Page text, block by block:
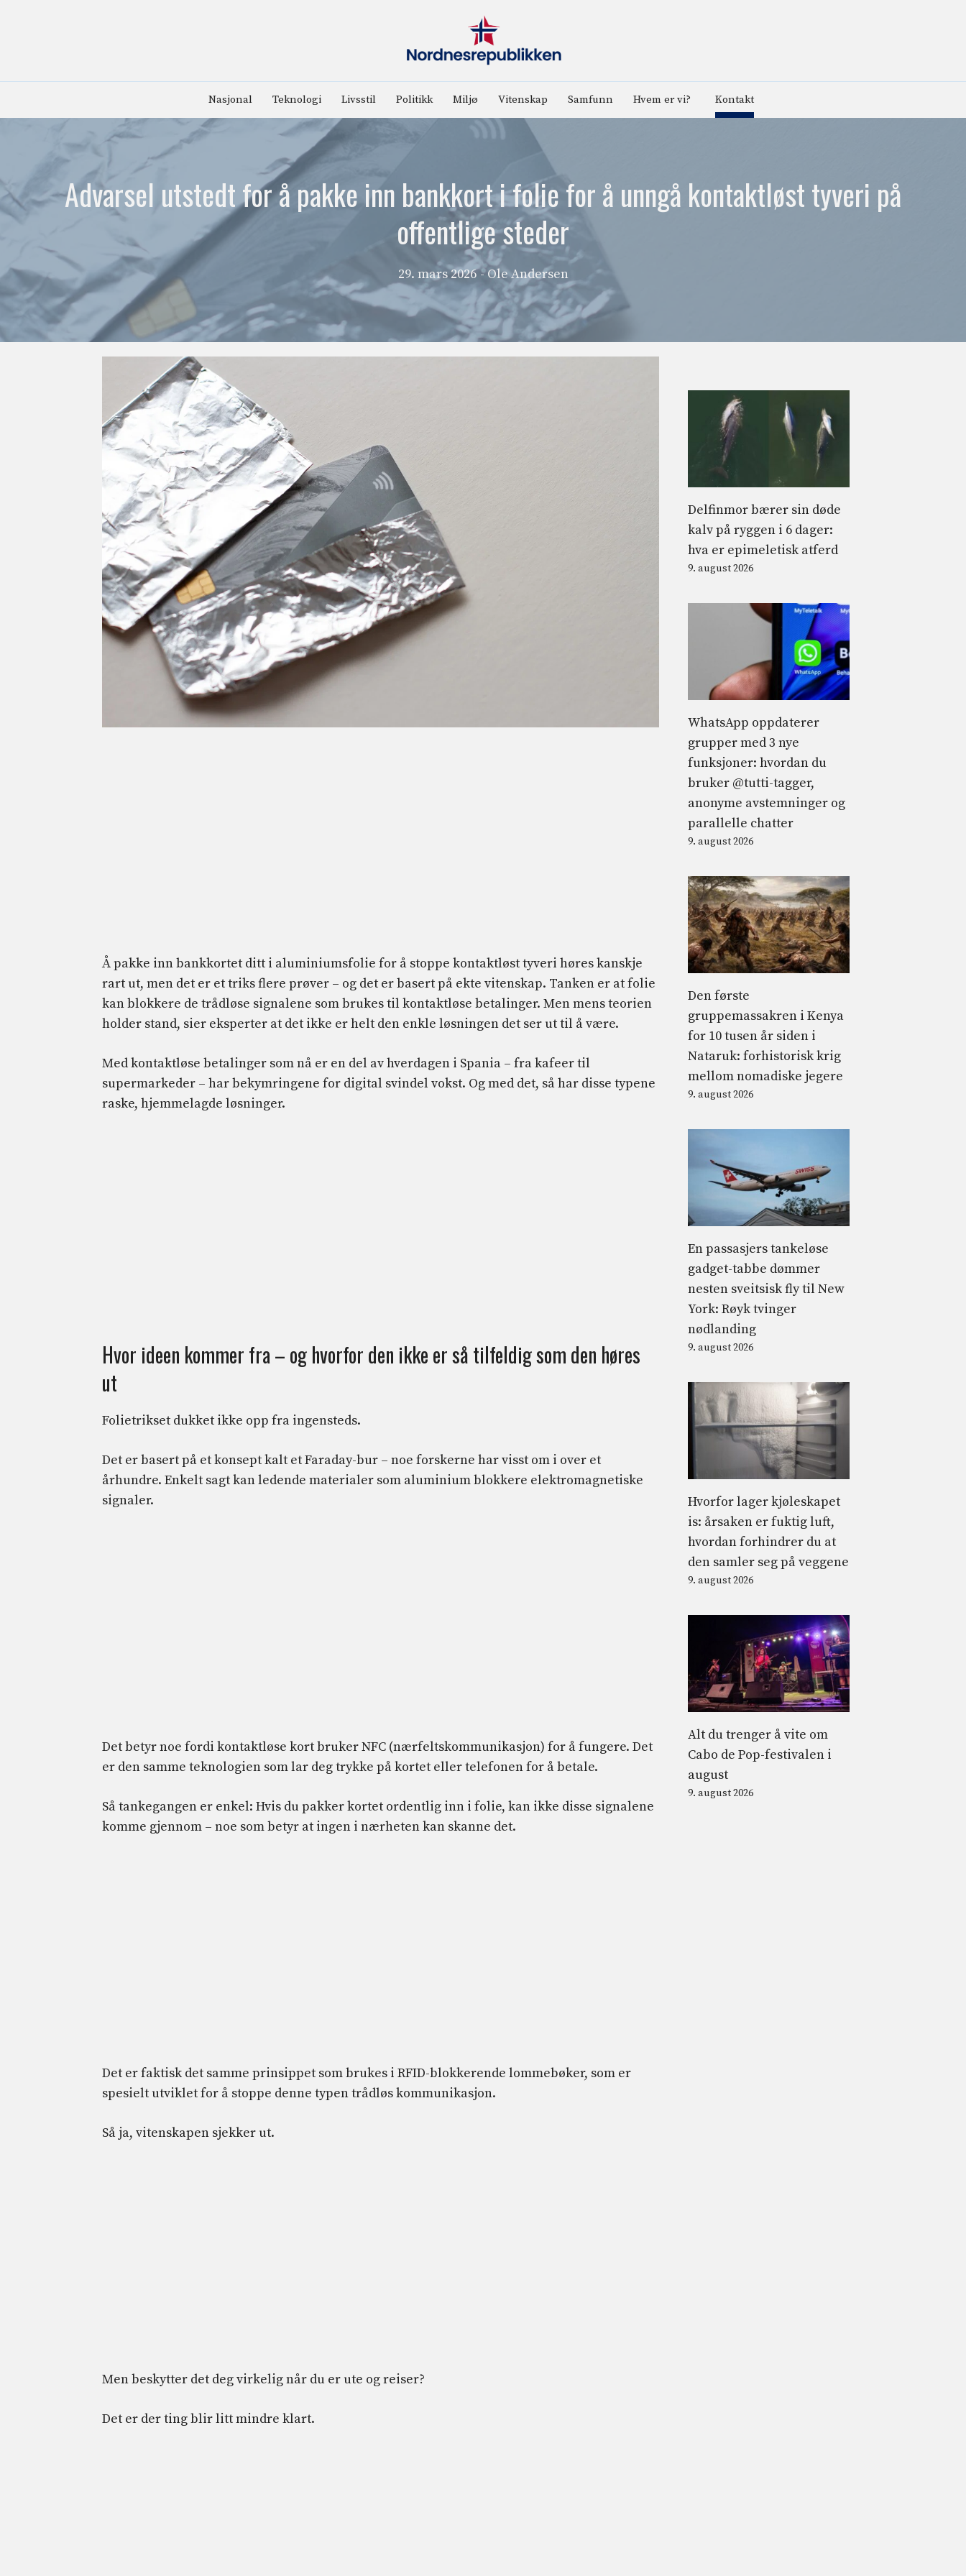
Nasjonal Teknologi Livsstil Politikk Miljø Vitenskap Samfunn Hvem er vi? Kontakt
Advarsel utstedt for å pakke inn bankkort i folie for å unngå kontaktløst tyveri på
offentlige steder
29. mars 2026 - Ole Andersen
Å pakke inn bankkortet ditt i aluminiumsfolie for å stoppe kontaktløst tyveri høres kanskje
rart ut, men det er et triks flere prøver – og det er basert på ekte vitenskap. Tanken er at folie
kan blokkere de trådløse signalene som brukes til kontaktløse betalinger. Men mens teorien
holder stand, sier eksperter at det ikke er helt den enkle løsningen det ser ut til å være.
Med kontaktløse betalinger som nå er en del av hverdagen i Spania – fra kafeer til
supermarkeder – har bekymringene for digital svindel vokst. Og med det, så har disse typene
raske, hjemmelagde løsninger.
Hvor ideen kommer fra – og hvorfor den ikke er så tilfeldig som den høres
ut
Folietrikset dukket ikke opp fra ingensteds.
Det er basert på et konsept kalt et Faraday-bur – noe forskerne har visst om i over et
århundre. Enkelt sagt kan ledende materialer som aluminium blokkere elektromagnetiske
signaler.
Det betyr noe fordi kontaktløse kort bruker NFC (nærfeltskommunikasjon) for å fungere. Det
er den samme teknologien som lar deg trykke på kortet eller telefonen for å betale.
Så tankegangen er enkel: Hvis du pakker kortet ordentlig inn i folie, kan ikke disse signalene
komme gjennom – noe som betyr at ingen i nærheten kan skanne det.
Det er faktisk det samme prinsippet som brukes i RFID-blokkerende lommebøker, som er
spesielt utviklet for å stoppe denne typen trådløs kommunikasjon.
Så ja, vitenskapen sjekker ut.
Men beskytter det deg virkelig når du er ute og reiser?
Det er der ting blir litt mindre klart.
Delfinmor bærer sin døde
kalv på ryggen i 6 dager:
hva er epimeletisk atferd
9. august 2026
WhatsApp oppdaterer
grupper med 3 nye
funksjoner: hvordan du
bruker @tutti-tagger,
anonyme avstemninger og
parallelle chatter
9. august 2026
Den første
gruppemassakren i Kenya
for 10 tusen år siden i
Nataruk: forhistorisk krig
mellom nomadiske jegere
9. august 2026
En passasjers tankeløse
gadget-tabbe dømmer
nesten sveitsisk fly til New
York: Røyk tvinger
nødlanding
9. august 2026
Hvorfor lager kjøleskapet
is: årsaken er fuktig luft,
hvordan forhindrer du at
den samler seg på veggene
9. august 2026
Alt du trenger å vite om
Cabo de Pop-festivalen i
august
9. august 2026